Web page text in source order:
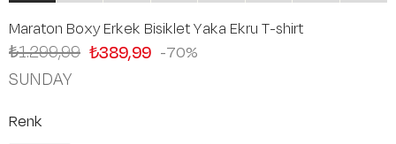
Maraton Boxy Erkek Bisiklet Yaka Ekru T-shirt
70
₺1.299,99 ₺389,99
SUNDAY
Renk